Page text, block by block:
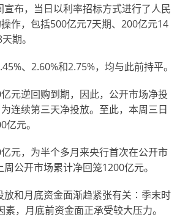
宣布，当日以利率招标方式进行了人民
作，包括500亿元7天期、200亿元14
期。
、2.60%和2.75%，均与此前持平。
元逆回购到期，因此，公开市场净投
连续第三天净投放。至此，本周三日
元。
元，为半个多月来央行首次在公开市
公开市场累计净回笼1200亿元。
放和月底资金面渐趋紧张有关∶季末时
素，月底前资金面正承受较大压力。